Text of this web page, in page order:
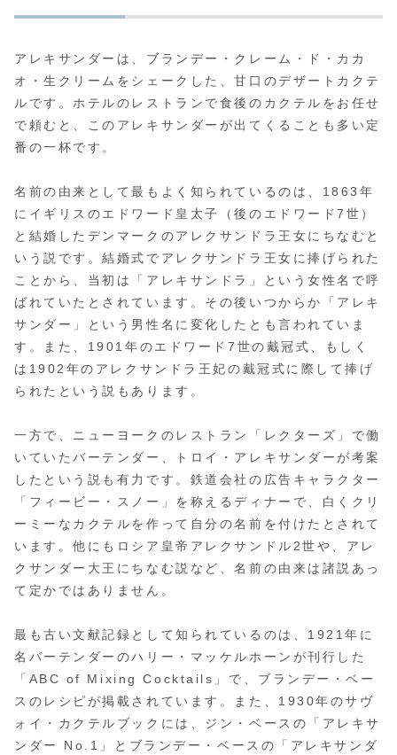
アレキサンダーは、ブランデー・クレーム・ド・カカ
オ・生クリームをシェークした、甘口のデザートカクテ
ルです。ホテルのレストランで食後のカクテルをお任せ
で頼むと、このアレキサンダーが出てくることも多い定
番の一杯です。
名前の由来として最もよく知られているのは、1863年
にイギリスのエドワード皇太子（後のエドワード7世）
と結婚したデンマークのアレクサンドラ王女にちなむと
いう説です。結婚式でアレクサンドラ王女に捧げられた
ことから、当初は「アレキサンドラ」という女性名で呼
ばれていたとされています。その後いつからか「アレキ
サンダー」という男性名に変化したとも言われていま
す。また、1901年のエドワード7世の戴冠式、もしく
は1902年のアレクサンドラ王妃の戴冠式に際して捧げ
られたという説もあります。
一方で、ニューヨークのレストラン「レクターズ」で働
いていたバーテンダー、トロイ・アレキサンダーが考案
したという説も有力です。鉄道会社の広告キャラクター
「フィービー・スノー」を称えるディナーで、白くクリ
ーミーなカクテルを作って自分の名前を付けたとされて
います。他にもロシア皇帝アレクサンドル2世や、アレ
クサンダー大王にちなむ説など、名前の由来は諸説あっ
て定かではありません。
最も古い文献記録として知られているのは、1921年に
名バーテンダーのハリー・マッケルホーンが刊行した
「ABC of Mixing Cocktails」で、ブランデー・ベー
スのレシピが掲載されています。また、1930年のサヴ
ォイ・カクテルブックには、ジン・ベースの「アレキサ
ンダー No.1」とブランデー・ベースの「アレキサンダ